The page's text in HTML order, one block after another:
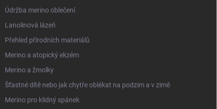
Údržba merino oblečení
Lanolinová lázeň
Přehled přírodních materiálů
Merino a atopický ekzém
Merino a žmolky
Šťastné dítě nebo jak chytře oblékat na podzim a v zimě
Merino pro klidný spánek